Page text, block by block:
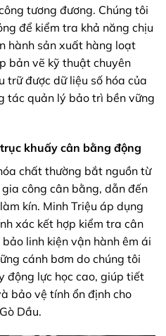
tương đương. Chúng tôi
để kiểm tra khả năng chịu
hành sản xuất hàng loạt
bản vẽ kỹ thuật chuyên
trữ được dữ liệu số hóa của
tác quản lý bảo trì bền vững
khuấy cân bằng động
chất thường bắt nguồn từ
công cân bằng, dẫn đến
kín. Minh Triệu áp dụng
xác kết hợp kiểm tra cân
linh kiện vận hành êm ái
cánh bơm do chúng tôi
động lực học cao, giúp tiết
bảo vệ tính ổn định cho
Dầu.